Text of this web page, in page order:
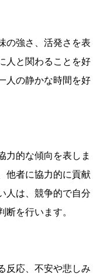
の強さ、活発さを表
人と関わることを好
人の静かな時間を好
力的な傾向を表しま
他者に協力的に貢献
人は、競争的で自分
を行います。
反応、不安や悲しみ